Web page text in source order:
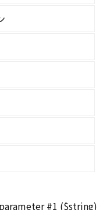
#1 ($string)